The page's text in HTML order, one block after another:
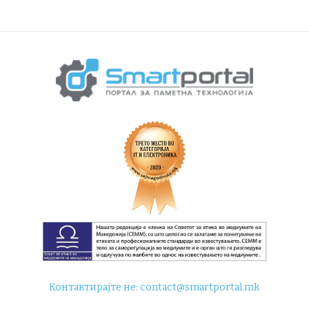
Контактирајте не:contact@smartportal.mk